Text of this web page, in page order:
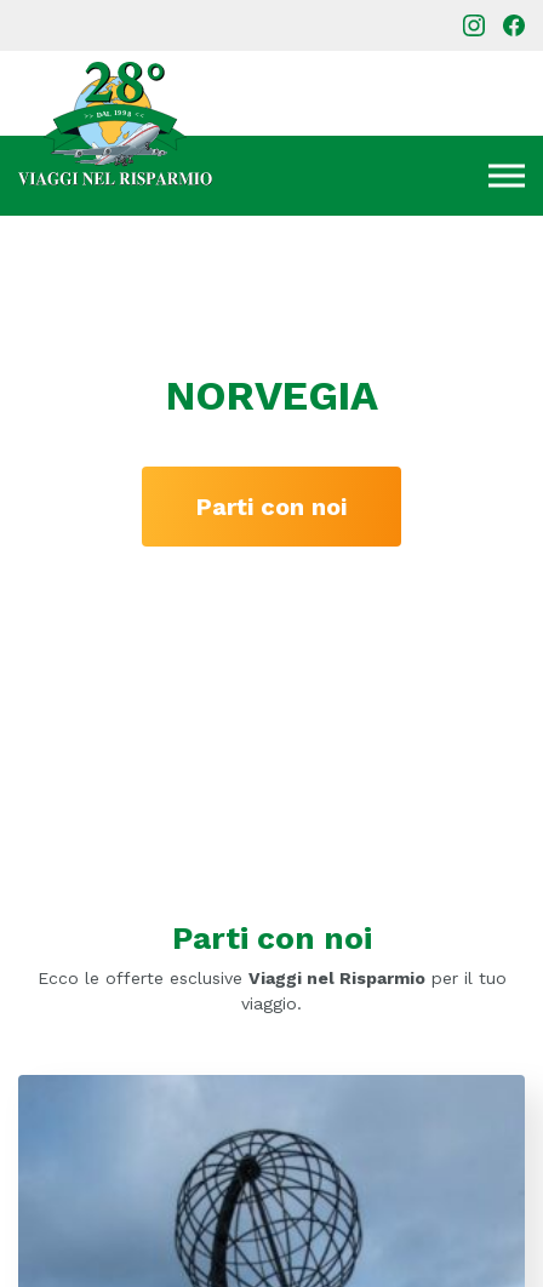
NORVEGIA
Parti con noi
Parti con noi
Ecco le offerte esclusive Viaggi nel Risparmioper il tuo
viaggio.